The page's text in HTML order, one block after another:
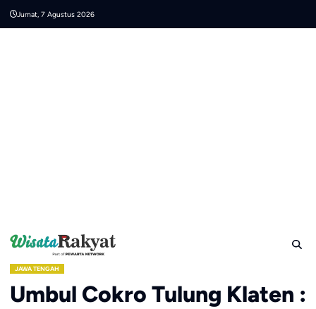
Jumat, 7 Agustus 2026
JAWA TENGAH
Umbul Cokro Tulung Klaten :